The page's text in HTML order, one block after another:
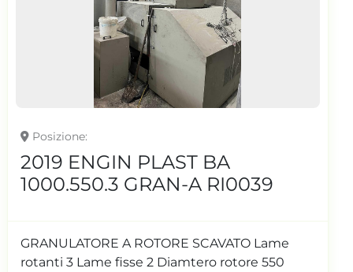
Posizione
2019 ENGIN PLAST BA
1000.550.3 GRAN-A RI0039
GRANULATORE A ROTORE SCAVATO Lame
rotanti 3 Lame fisse 2 Diamtero rotore 550